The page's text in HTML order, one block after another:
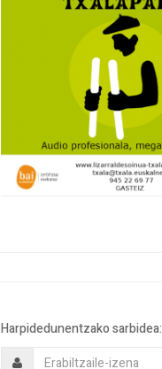
Harpidedunentzako sarbidea: